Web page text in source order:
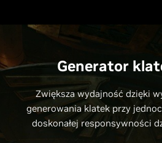
Generator
Zwiększa wydajność dzięki
generowania klatek przy
doskonałej responsywności